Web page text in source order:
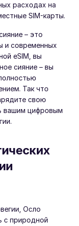
расходах на
SIM-карты.
– это
и современных
eSIM, вы
сияние – вы
Так что
свою
вашим цифровым
Осло
с природной